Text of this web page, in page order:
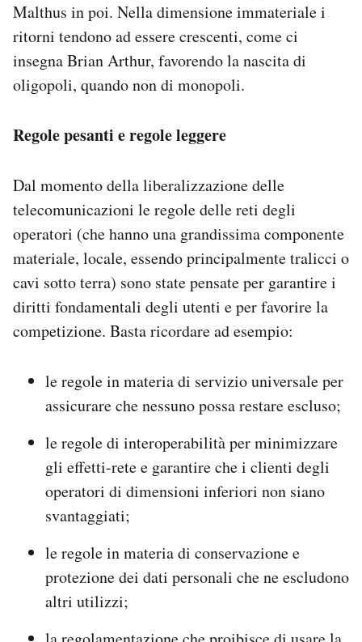
Malthus in poi. Nella dimensione immateriale i
ritorni tendono ad essere crescenti, come ci
insegna Brian Arthur, favorendo la nascita di
oligopoli, quando non di monopoli.
Regole pesanti e regole leggere
Dal momento della liberalizzazione delle
telecomunicazioni le regole delle reti degli
operatori (che hanno una grandissima componente
materiale, locale, essendo principalmente tralicci o
cavi sotto terra) sono state pensate per garantire i
diritti fondamentali degli utenti e per favorire la
competizione. Basta ricordare ad esempio:
le regole in materia di servizio universale per
assicurare che nessuno possa restare escluso;
le regole di interoperabilità per minimizzare
gli effetti-rete e garantire che i clienti degli
operatori di dimensioni inferiori non siano
svantaggiati;
le regole in materia di conservazione e
protezione dei dati personali che ne escludono
altri utilizzi;